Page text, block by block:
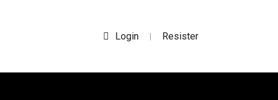
Login | Resister